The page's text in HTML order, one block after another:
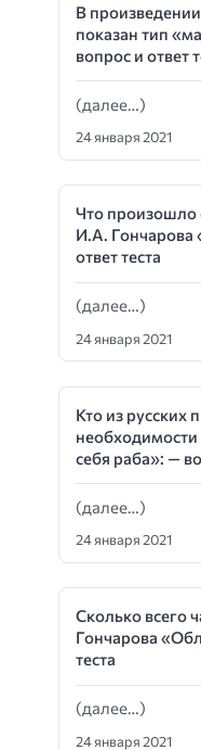
В
показан тип
вопрос и ответ
(далее…)
24 января 2021
Что произошло
И.А. Гончарова
ответ теста
(далее…)
24 января 2021
Кто из русских
необходимости
себя раба»: —
(далее…)
24 января 2021
Сколько всего
Гончарова
теста
(далее…)
24 января 2021